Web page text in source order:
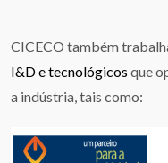
CICECO também
I&D e tecnológicos que
a indústria, tais como: